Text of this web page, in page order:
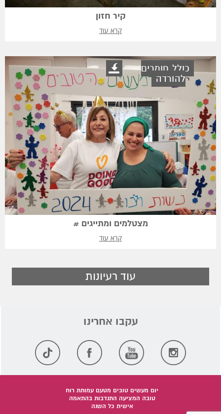
קיר חזון
קרא עוד
כולל חומרים
להורדה
מצטלמים ומתייגים #
קרא עוד
עוד רעיונות
יום מעשים טובים מטעם עמותת רוח
טובה המציעה התנדבות בהתאמה
אישית כל השנה